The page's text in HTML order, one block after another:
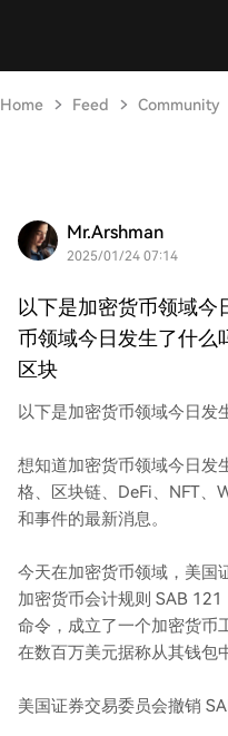
Home Feed Community
Mr.Arshman
2025/01/24 07:14
以下是加密货币领域
币领域今日发生了什么
区块
以下是加密货币领域今日发
想知道加密货币领域今日发
格、区块链、DeFi、NFT、
和事件的最新消息。
今天在加密货币领域，美国
加密货币会计规则 SAB
命令，成立了一个加密货币
在数百万美元据称从其钱包
美国证券交易委员会撤销